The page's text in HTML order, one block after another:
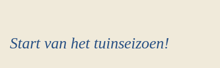
Start van het tuinseizoen!